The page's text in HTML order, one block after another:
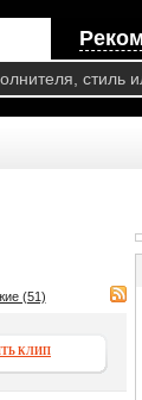
(51)
КЛИП